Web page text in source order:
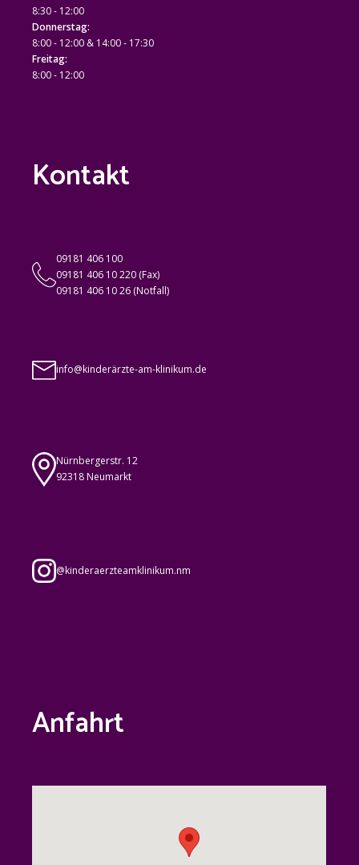
8:30 - 12:00
Donnerstag:
8:00 - 12:00 & 14:00 - 17:30
Freitag:
8:00 - 12:00
Kontakt
09181 406 100
09181 406 10 220 (Fax)
09181 406 10 26 (Notfall)
info@kinderärzte-am-klinikum.de
Nürnbergerstr. 12
92318 Neumarkt
@kinderaerzteamklinikum.nm
Anfahrt